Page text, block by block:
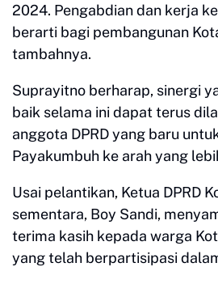
2024. Pengabdian dan kerja
berarti bagi pembangunan
tambahnya.
Suprayitno berharap, sinergi
baik selama ini dapat terus
anggota DPRD yang baru
Payakumbuh ke arah yang
Usai pelantikan, Ketua DPRD
sementara, Boy Sandi,
terima kasih kepada warga
yang telah berpartisipasi